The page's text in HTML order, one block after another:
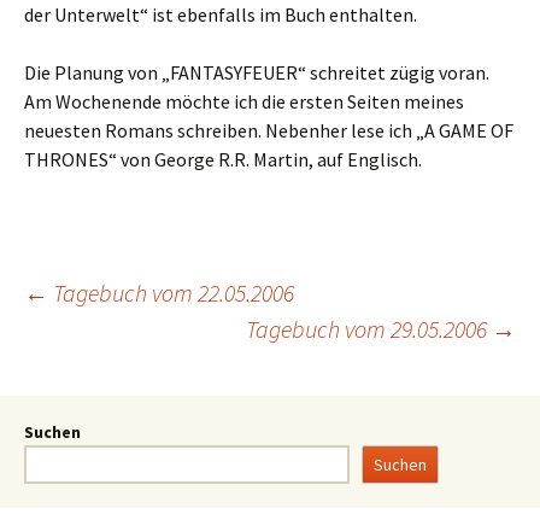
der Unterwelt“ ist ebenfalls im Buch enthalten.
Die Planung von „FANTASYFEUER“ schreitet zügig voran.
Am Wochenende möchte ich die ersten Seiten meines
neuesten Romans schreiben. Nebenher lese ich „A GAME OF
THRONES“ von George R.R. Martin, auf Englisch.
← Tagebuch vom 22.05.2006
Tagebuch vom 29.05.2006 →
Suchen
Suchen